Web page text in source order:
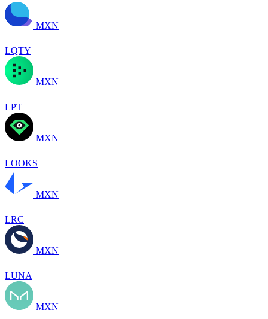
MXN
LQTY
MXN
LPT
MXN
LOOKS
MXN
LRC
MXN
LUNA
MXN